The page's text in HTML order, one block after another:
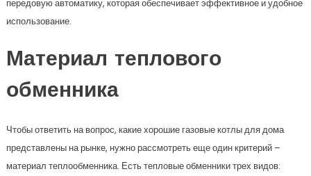
передовую автоматику, которая обеспечивает эффективное и удобное
использование.
Материал теплового
обменника
Чтобы ответить на вопрос, какие хорошие газовые котлы для дома
представлены на рынке, нужно рассмотреть еще один критерий –
материал теплообменника. Есть тепловые обменники трех видов: